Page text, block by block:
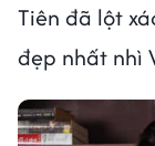
Tiên đã lột
đẹp nhất nhì